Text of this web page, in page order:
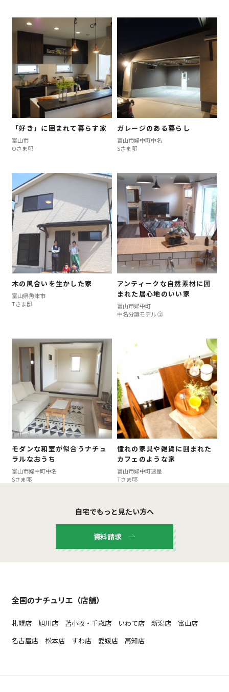
「好き」に囲まれて暮らす家
富山市
Oさま邸
ガレージのある暮らし
富山市婦中町中名
Sさま邸
木の風合いを生かした家
富山県魚津市
Tさま邸
アンティークな自然素材に囲
まれた居心地のいい家
富山市婦中町
中名分譲モデル ②
モダンな和室が似合うナチュ
ラルなおうち
富山市婦中町中名
Sさま邸
憧れの家具や雑貨に囲まれた
カフェのような家
富山市婦中町速星
Tさま邸
自宅でもっと見たい方へ
資料請求
全国のナチュリエ（店舗）
札幌店 旭川店 苫小牧・千歳店 いわて店 新潟店
富山店
名古屋店
松本店 すわ店 愛媛店 高知店